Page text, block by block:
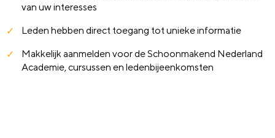
van uw interesses
Leden hebben direct toegang tot unieke informatie
Makkelijk aanmelden voor de Schoonmakend Nederland
Academie, cursussen en ledenbijeenkomsten